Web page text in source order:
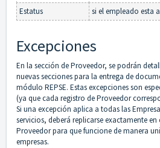
Estatus
si el empleado esta
Excepciones
En la sección de Proveedor, se podrán
nuevas secciones para la entrega de
módulo REPSE. Estas excepciones son
(ya que cada registro de Proveedor
Si una excepción aplica a todas las
servicios, deberá replicarse exactamente
Proveedor para que funcione de manera
empresas.